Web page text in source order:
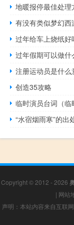
地暖报停最佳处理
有没有类似梦幻西
过年给车上烧纸好
过年假期可以做什
注册运动员是什么
创造35攻略
临时演员台词（临
“水宿烟雨寒”的出
Copyright © 2012 - 2026
| 网站
声明：本站内容来自互联